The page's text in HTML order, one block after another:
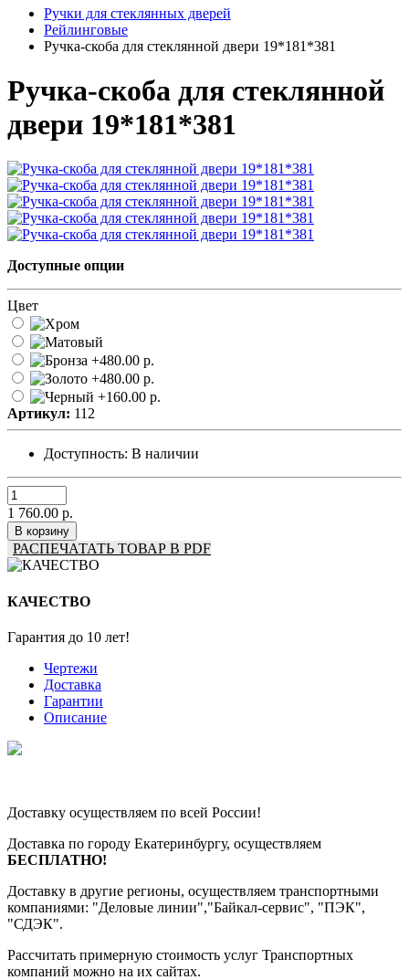
Ручки для стеклянных дверей
Рейлинговые
Ручка-скоба для стеклянной двери 19*181*381
Ручка-скоба для стеклянной
двери 19*181*381
Доступные опции
Цвет
Артикул: 112
Доступность: В наличии
1 760.00 р.
В корзину
РАСПЕЧАТАТЬ ТОВАР В PDF
КАЧЕСТВО
Гарантия до 10 лет!
Чертежи
Доставка
Гарантии
Описание
Доставку осуществляем по всей России!
Доставка по городу Екатеринбургу, осуществляем
БЕСПЛАТНО!
Доставку в другие регионы, осуществляем транспортными
компаниями: "Деловые линии","Байкал-сервис", "ПЭК",
"СДЭК".
Рассчитать примерную стоимость услуг Транспортных
компаний можно на их сайтах.